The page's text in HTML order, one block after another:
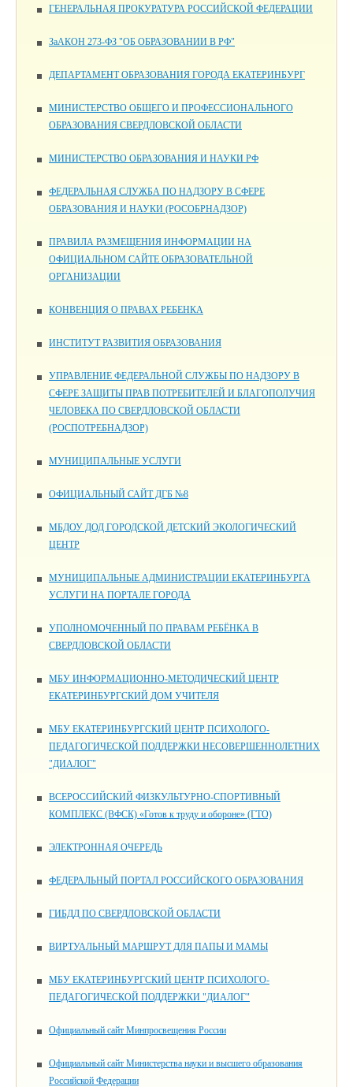
ГЕНЕРАЛЬНАЯ ПРОКУРАТУРА РОССИЙСКОЙ ФЕДЕРАЦИИ
ЗаАКОН 273-ФЗ "ОБ ОБРАЗОВАНИИ В РФ"
ДЕПАРТАМЕНТ ОБРАЗОВАНИЯ ГОРОДА ЕКАТЕРИНБУРГ
МИНИСТЕРСТВО ОБЩЕГО И ПРОФЕССИОНАЛЬНОГО
ОБРАЗОВАНИЯ СВЕРДЛОВСКОЙ ОБЛАСТИ
МИНИСТЕРСТВО ОБРАЗОВАНИЯ И НАУКИ РФ
ФЕДЕРАЛЬНАЯ СЛУЖБА ПО НАДЗОРУ В СФЕРЕ
ОБРАЗОВАНИЯ И НАУКИ (РОСОБРНАДЗОР)
ПРАВИЛА РАЗМЕЩЕНИЯ ИНФОРМАЦИИ НА
ОФИЦИАЛЬНОМ САЙТЕ ОБРАЗОВАТЕЛЬНОЙ
ОРГАНИЗАЦИИ
КОНВЕНЦИЯ О ПРАВАХ РЕБЕНКА
ИНСТИТУТ РАЗВИТИЯ ОБРАЗОВАНИЯ
УПРАВЛЕНИЕ ФЕДЕРАЛЬНОЙ СЛУЖБЫ ПО НАДЗОРУ В
СФЕРЕ ЗАЩИТЫ ПРАВ ПОТРЕБИТЕЛЕЙ И БЛАГОПОЛУЧИЯ
ЧЕЛОВЕКА ПО СВЕРДЛОВСКОЙ ОБЛАСТИ
(РОСПОТРЕБНАДЗОР)
МУНИЦИПАЛЬНЫЕ УСЛУГИ
ОФИЦИАЛЬНЫЙ САЙТ ДГБ №8
МБДОУ ДОД ГОРОДСКОЙ ДЕТСКИЙ ЭКОЛОГИЧЕСКИЙ
ЦЕНТР
МУНИЦИПАЛЬНЫЕ АДМИНИСТРАЦИИ ЕКАТЕРИНБУРГА
УСЛУГИ НА ПОРТАЛЕ ГОРОДА
УПОЛНОМОЧЕННЫЙ ПО ПРАВАМ РЕБЁНКА В
СВЕРДЛОВСКОЙ ОБЛАСТИ
МБУ ИНФОРМАЦИОННО-МЕТОДИЧЕСКИЙ ЦЕНТР
ЕКАТЕРИНБУРГСКИЙ ДОМ УЧИТЕЛЯ
МБУ ЕКАТЕРИНБУРГСКИЙ ЦЕНТР ПСИХОЛОГО-
ПЕДАГОГИЧЕСКОЙ ПОДДЕРЖКИ НЕСОВЕРШЕННОЛЕТНИХ
"ДИАЛОГ"
ВСЕРОССИЙСКИЙ ФИЗКУЛЬТУРНО-СПОРТИВНЫЙ
КОМПЛЕКС (ВФСК) «Готов к труду и обороне» (ГТО)
ЭЛЕКТРОННАЯ ОЧЕРЕДЬ
ФЕДЕРАЛЬНЫЙ ПОРТАЛ РОССИЙСКОГО ОБРАЗОВАНИЯ
ГИБДД ПО СВЕРДЛОВСКОЙ ОБЛАСТИ
ВИРТУАЛЬНЫЙ МАРШРУТ ДЛЯ ПАПЫ И МАМЫ
МБУ ЕКАТЕРИНБУРГСКИЙ ЦЕНТР ПСИХОЛОГО-
ПЕДАГОГИЧЕСКОЙ ПОДДЕРЖКИ "ДИАЛОГ"
Официальный сайт Минпросвещения России
Официальный сайт Министерства науки и высшего образования
Российской Федерации